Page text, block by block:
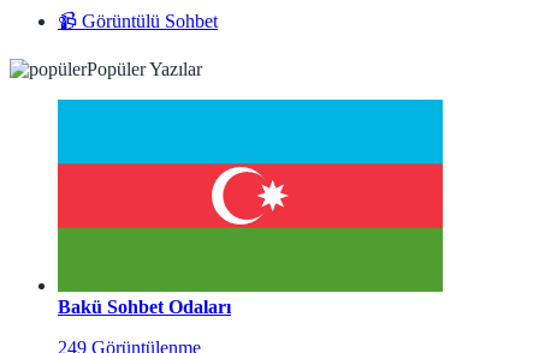
📹 Görüntülü Sohbet
Popüler Yazılar
Bakü Sohbet Odaları
249 Görüntülenme